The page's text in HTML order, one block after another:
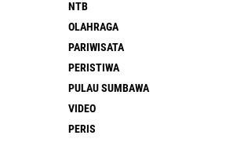
NTB
OLAHRAGA
PARIWISATA
PERISTIWA
PULAU SUMBAWA
VIDEO
PERIS